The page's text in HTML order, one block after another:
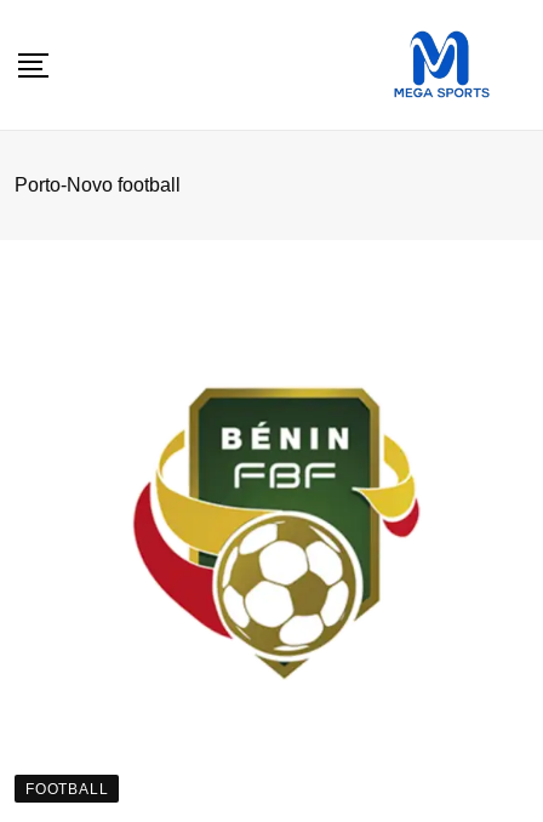
Porto-Novo football
FOOTBALL